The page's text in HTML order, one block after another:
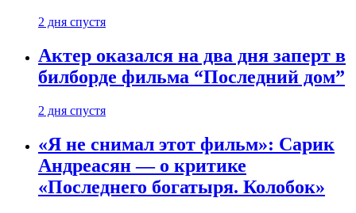
2 дня спустя
Актер оказался на два дня заперт в
билборде фильма “Последний дом”
2 дня спустя
«Я не снимал этот фильм»: Сарик
Андреасян — о критике
«Последнего богатыря. Колобок»